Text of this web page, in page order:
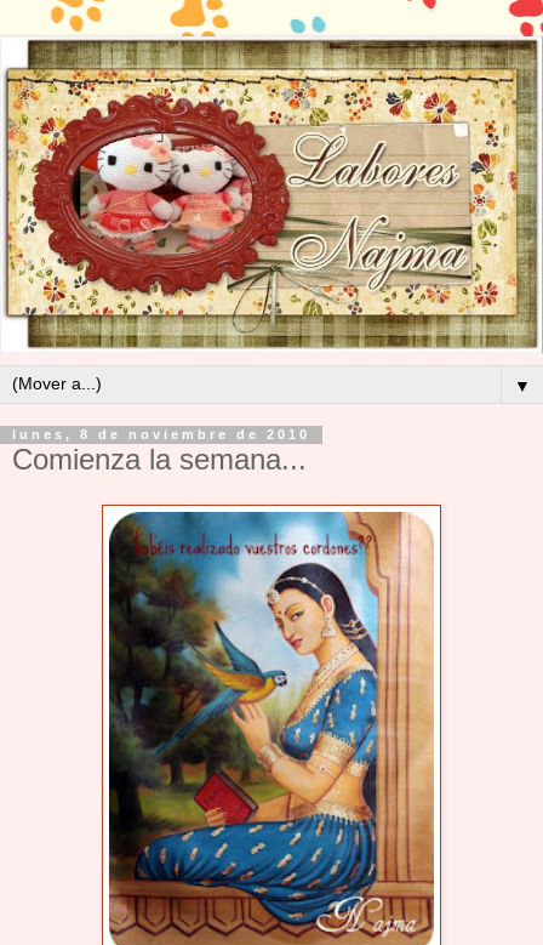
▼
lunes, 8 de noviembre de 2010
Comienza la semana...